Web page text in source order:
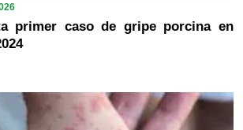
primer caso de gripe porcina en